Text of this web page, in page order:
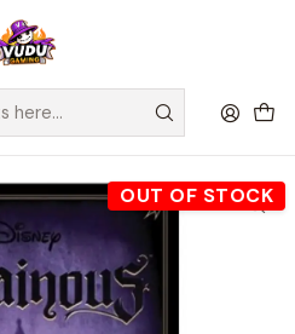
GRATIS a Regiones sobre
Editorial Maldito Games
to the Core - Español
OUT OF STOCK